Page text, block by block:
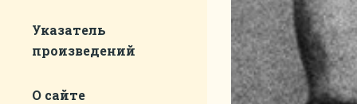
Указатель
произведений
О сайте